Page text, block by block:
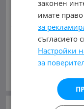
Камиони
Индустриални
Ремаркета
Гуми и джанти
(1) AITO
Alfa
законен
имате
за
съгласието
Настройки
за